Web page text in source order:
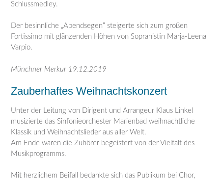
Schlussmedley.
Der besinnliche „Abendsegen“ steigerte sich zum großen
Fortissimo mit glänzenden Höhen von Sopranistin Marja-Leena
Varpio.
Münchner Merkur 19.12.2019
Zauberhaftes Weihnachtskonzert
Unter der Leitung von Dirigent und Arrangeur Klaus Linkel
musizierte das Sinfonieorchester Marienbad weihnachtliche
Klassik und Weihnachtslieder aus aller Welt.
Am Ende waren die Zuhörer begeistert von der Vielfalt des
Musikprogramms.
Mit herzlichem Beifall bedankte sich das Publikum bei Chor,